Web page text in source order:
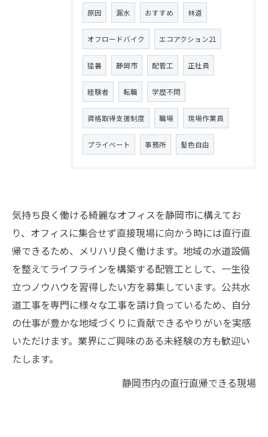
原因 漏水 おすすめ 林道
オフロードバイク エコアクション21
猛暑 静岡市 配管工 正社員
経験者 転職 学歴不問
資格取得支援制度 職場 現場作業員
プライベート 事務所 髪色自由
気持ち良く働ける綺麗なオフィスを静岡市に構えてお
り、オフィスに集合せず直接現場に向かう時には直行直
帰できるため、メリハリ良く働けます。地域の水道設備
を整えてライフラインを構築する配管工として、一生役
立つノウハウを習得したい方を募集しています。公共水
道工事を専門に様々な工事を請け負っているため、自分
の仕事が豊かな地域づくりに貢献できるやりがいを実感
いただけます。業界にご興味のある未経験の方も歓迎い
たします。
静岡市内の直行直帰できる現場